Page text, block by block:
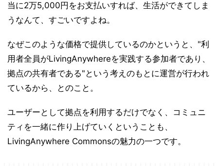
当に2万5,000円をお支払いすれば、生活ができてしま
うなんて、すごいですよね。
なぜこのような価格で提供しているのかというと、"利
用者全員がLivingAnywhereを実践する参加者であり、
拠点の共有者である"という考えのもとに運営が行われ
ているから、とのこと。
ユーザーとして拠点を利用するだけでなく、コミュニ
ティを一緒に作り上げていくということも、
LivingAnywhere Commonsの魅力の一つです。